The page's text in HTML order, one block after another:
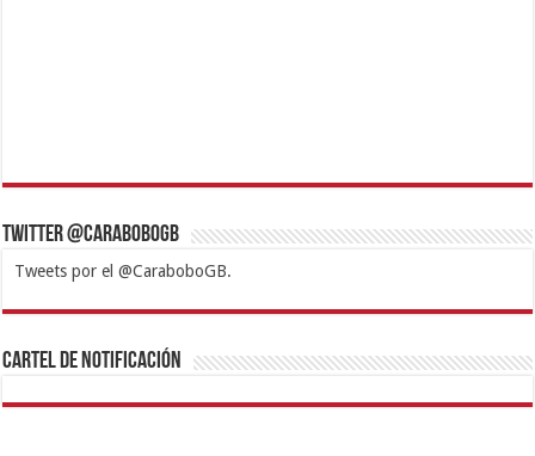
Twitter @CaraboboGB
Tweets por el @CaraboboGB.
1xbetBetturkeyBetistKralbetSupertotobetTipobetMatadorbetMariobet
https://mvbcasino.com/
Cartel de Notificación